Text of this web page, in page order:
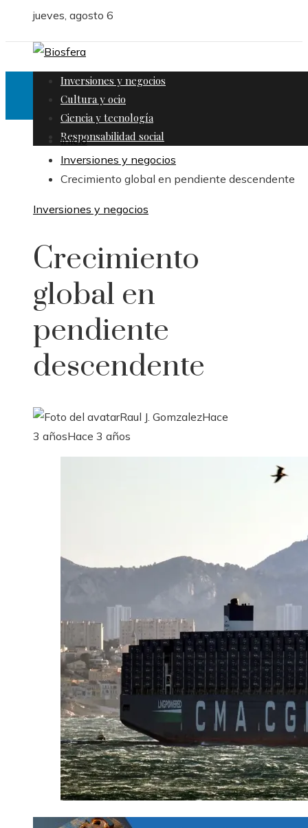
jueves, agosto 6
Inversiones y negocios
Cultura y ocio
Ciencia y tecnología
Responsabilidad social
Inicio
Inversiones y negocios
Crecimiento global en pendiente descendente
Inversiones y negocios
Crecimiento
global en
pendiente
descendente
Raul J. GomzalezHace
3 añosHace 3 años